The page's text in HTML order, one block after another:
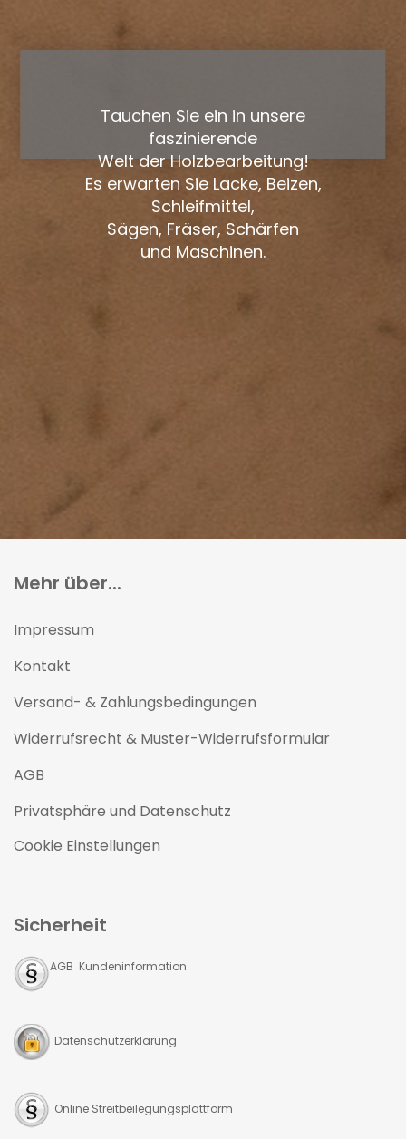
Tauchen Sie ein in unsere
faszinierende
Welt der Holzbearbeitung!
Es erwarten Sie Lacke, Beizen,
Schleifmittel,
Sägen, Fräser, Schärfen
und Maschinen.
Mehr über...
Impressum
Kontakt
Versand- & Zahlungsbedingungen
Widerrufsrecht & Muster-Widerrufsformular
AGB
Privatsphäre und Datenschutz
Cookie Einstellungen
Sicherheit
AGB Kundeninformation
Datenschutzerklärung
Online Streitbeilegungsplattform